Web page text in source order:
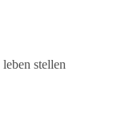
stellen